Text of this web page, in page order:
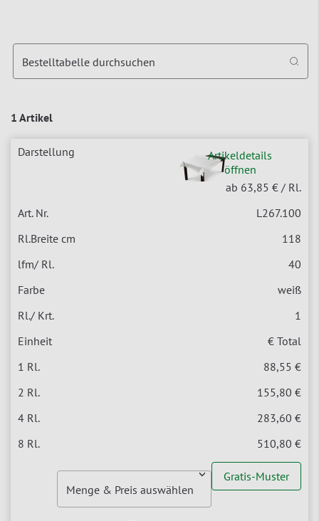
1 Artikel
Bestelltabelle durchsuchen
Artikeldetails
öffnen
ab 63,85 € / Rl.
L267.100
118
40
weiß
1
€ Total
88,55 €
155,80 €
283,60 €
510,80 €
Gratis-Muster